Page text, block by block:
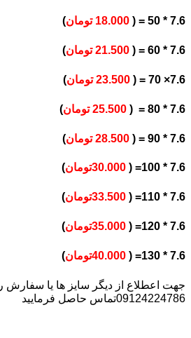
7.6 * 50 = ( 18.000 تومان )
7.6 * 60 = ( 21.500 تومان )
7.6× 70 = (
)
7.6 * 80 = ( 25.500 تومان )
7.6 * 90 = ( 28.500 تومان )
7.6 * 100= ( 30.000تومان )
7.6 * 110= ( 33.500تومان )
7.6 * 120= ( 35.000تومان )
7.6 * 130= ( 40.000تومان )
جهت اعطلاع از دیگر سایز ها یا سفارش
09124224786تماس حاصل فرمایید